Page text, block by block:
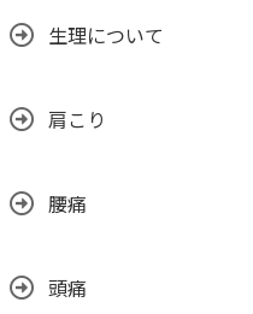
生理について
肩こり
腰痛
頭痛